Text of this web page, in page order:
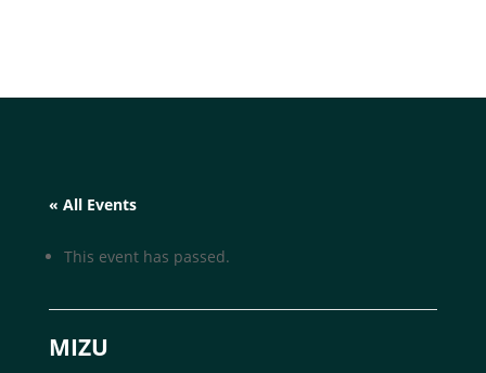
« All Events
This event has passed.
MIZU